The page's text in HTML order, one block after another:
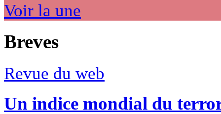
Voir la une
Breves
Revue du web
Un indice mondial du